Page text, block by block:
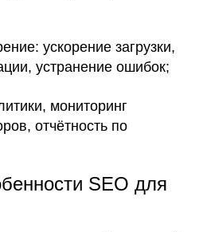
ускорение загрузки,
устранение ошибок;
мониторинг
отчётность по
SEO для